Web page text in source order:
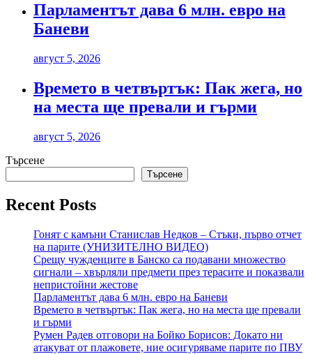
Парламентът дава 6 млн. евро на
Баневи
август 5, 2026
Времето в четвъртък: Пак жега, но
на места ще превали и гърми
август 5, 2026
Търсене
Търсене
Recent Posts
Гонят с камъни Станислав Недков – Стъки, първо отчет
на парите (УНИЗИТЕЛНО ВИДЕО)
Срещу чужденците в Банско са подавани множество
сигнали – хвърляли предмети през терасите и показвали
непристойни жестове
Парламентът дава 6 млн. евро на Баневи
Времето в четвъртък: Пак жега, но на места ще превали
и гърми
Румен Радев отговори на Бойко Борисов: Докато ни
атакуват от плажовете, ние осигуряваме парите по ПВУ